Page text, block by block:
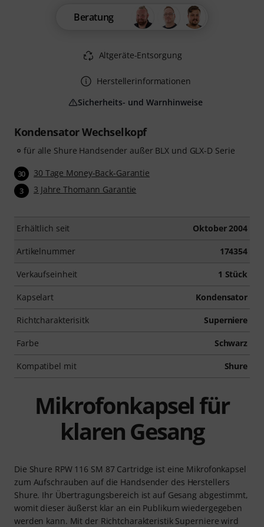
Kondensator Wechselkopf
für alle Shure Handsender außer BLX und GLX-D Serie
30 30 Tage Money-Back-Garantie
3 3 Jahre Thomann Garantie
Erhältlich seit Oktober 2004
Artikelnummer 174354
Verkaufseinheit 1 Stück
Kapselart Kondensator
Richtcharakterisitk Superniere
Farbe Schwarz
Kompatibel mit Shure
Beratung
Altgeräte-Entsorgung
Herstellerinformationen
Sicherheits- und Warnhinweise
Mikrofonkapsel für
klaren Gesang
Die Shure RPW 116 SM 87 Cartridge ist eine Mikrofonkapsel
zum Aufschrauben auf die Handsender des Herstellers
Shure. Ihr Übertragungsbereich ist auf Gesang abgestimmt,
womit dieser äußerst klar an ein Publikum wiedergegeben
werden kann. Mit der Richtcharakteristik Superniere wird